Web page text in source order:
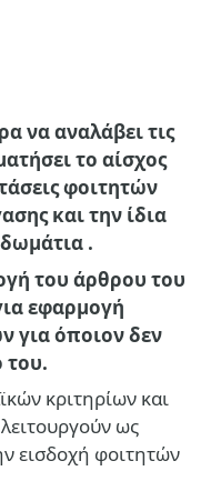
να αναλάβει τις
το αίσχος
φοιτητών
και την ίδια
.
του άρθρου του
εφαρμογή
για όποιον δεν
του.
κριτηρίων και
ως
εισδοχή φοιτητών